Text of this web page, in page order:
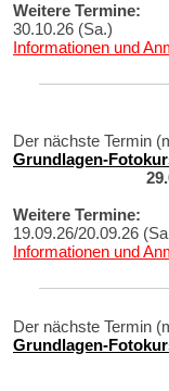
Weitere Termine:
30.10.26 (Sa.)
Informationen und
Der nächste Termin
Grundlagen-
Weitere Termine:
19.09.26/20.09.26
Informationen und
Der nächste Termin
Grundlagen-